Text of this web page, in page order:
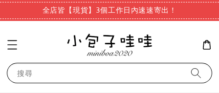
全店皆【現貨】3個工作日內速速寄出！
搜尋